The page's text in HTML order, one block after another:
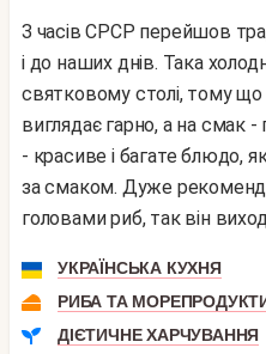
З часів СРСР перейшов традиційний рецепт заливного
і до наших днів. Така
святковому столі, тому
виглядає гарно, а на смак
- красиве і багате блюдо,
за смаком. Дуже
головами риб, так він
УКРАЇНСЬКА КУХНЯ
РИБА ТА
ДІЄТИЧНЕ ХАРЧУВАННЯ